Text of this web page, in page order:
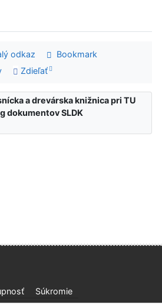
odkaz
Bookmark
Zdieľať
a drevárska knižnica pri TU
dokumentov SLDK
Súkromie